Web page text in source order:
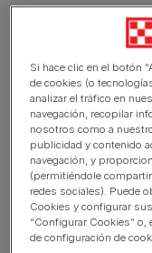
Antes de
a mi gato
Sí, los gatos
siempre que sea
gato solo durante
Sin embargo, en la
quedarse solo
asegurarte de que
Si hace clic en el botón
de cookies (o
analizar el tráfico en
navegación, recopilar
nosotros como a
publicidad y contenido
navegación, y
(permitiéndole
redes sociales). Puede
Cookies y configurar
“Configurar Cookies” o,
de configuración de